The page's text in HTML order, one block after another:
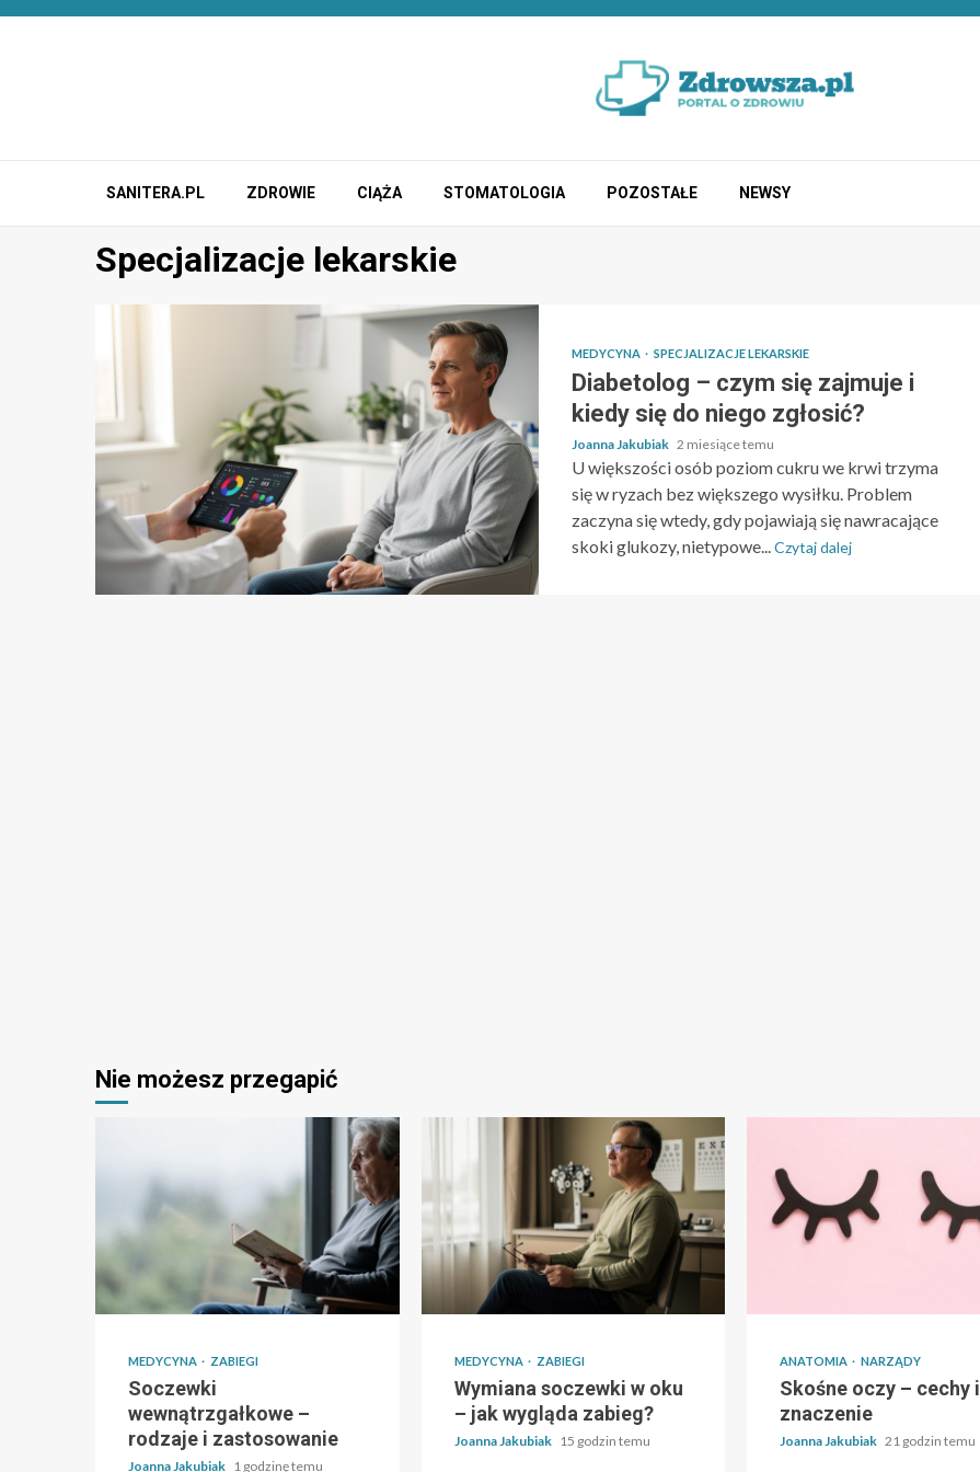
Przejdź
SANITERA.PL ZDROWIE CIĄŻA STOMATOLOGIA POZOSTAŁE NEWSY
Specjalizacje lekarskie
MEDYCYNA SPECJALIZACJE LEKARSKIE
Diabetolog – czym się zajmuje i
kiedy się do niego zgłosić?
Joanna Jakubiak 2 miesiące temu
U większości osób poziom cukru we krwi trzyma
się w ryzach bez większego wysiłku. Problem
zaczyna się wtedy, gdy pojawiają się nawracające
skoki glukozy, nietypowe... Czytaj dalej
Nie możesz przegapić
MEDYCYNA ZABIEGI
Soczewki
wewnątrzgałkowe –
rodzaje i zastosowanie
Joanna Jakubiak 1 godzinę temu
MEDYCYNA ZABIEGI
Wymiana soczewki w oku
– jak wygląda zabieg?
Joanna Jakubiak 15 godzin temu
ANATOMIA NARZĄDY
Skośne oczy – cechy i
znaczenie
Joanna Jakubiak 21 godzin temu